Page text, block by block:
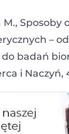
Sposoby
–
badań
i Naczyń,